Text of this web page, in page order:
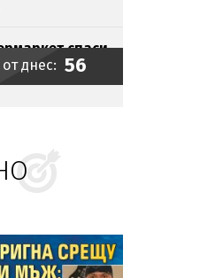
спаси
мъж
не попречи на
Барса
днес: 56